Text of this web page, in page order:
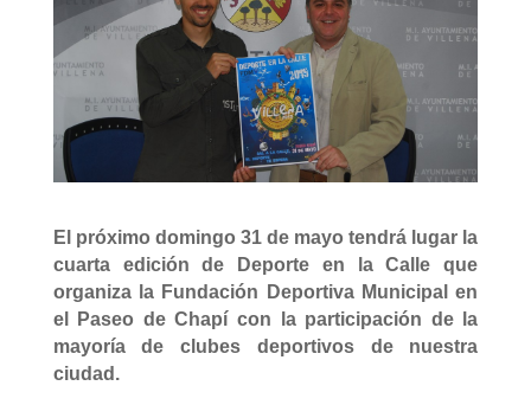
El próximo domingo 31 de mayo tendrá lugar la
cuarta edición de Deporte en la Calle que
organiza la Fundación Deportiva Municipal en
el Paseo de Chapí con la participación de la
mayoría de clubes deportivos de nuestra
ciudad.